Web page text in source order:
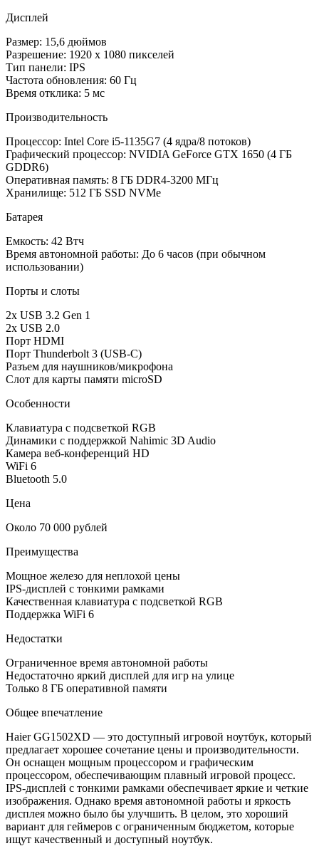
Дисплей
Размер: 15,6 дюймов
Разрешение: 1920 x 1080 пикселей
Тип панели: IPS
Частота обновления: 60 Гц
Время отклика: 5 мс
Производительность
Процессор: Intel Core i5-1135G7 (4 ядра/8 потоков)
Графический процессор: NVIDIA GeForce GTX 1650 (4 ГБ
GDDR6)
Оперативная память: 8 ГБ DDR4-3200 МГц
Хранилище: 512 ГБ SSD NVMe
Батарея
Емкость: 42 Втч
Время автономной работы: До 6 часов (при обычном
использовании)
Порты и слоты
2x USB 3.2 Gen 1
2x USB 2.0
Порт HDMI
Порт Thunderbolt 3 (USB-C)
Разъем для наушников/микрофона
Слот для карты памяти microSD
Особенности
Клавиатура с подсветкой RGB
Динамики с поддержкой Nahimic 3D Audio
Камера веб-конференций HD
WiFi 6
Bluetooth 5.0
Цена
Около 70 000 рублей
Преимущества
Мощное железо для неплохой цены
IPS-дисплей с тонкими рамками
Качественная клавиатура с подсветкой RGB
Поддержка WiFi 6
Недостатки
Ограниченное время автономной работы
Недостаточно яркий дисплей для игр на улице
Только 8 ГБ оперативной памяти
Общее впечатление
Haier GG1502XD — это доступный игровой ноутбук, который
предлагает хорошее сочетание цены и производительности.
Он оснащен мощным процессором и графическим
процессором, обеспечивающим плавный игровой процесс.
IPS-дисплей с тонкими рамками обеспечивает яркие и четкие
изображения. Однако время автономной работы и яркость
дисплея можно было бы улучшить. В целом, это хороший
вариант для геймеров с ограниченным бюджетом, которые
ищут качественный и доступный ноутбук.